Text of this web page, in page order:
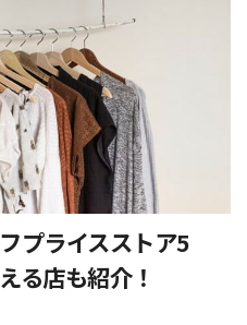
プライスストア5
る店も紹介！